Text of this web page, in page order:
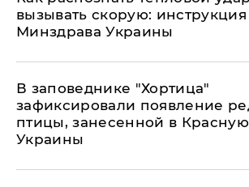
вызывать скорую: инструкция
Минздрава Украины
В заповеднике "Хортица"
зафиксировали появление
птицы, занесенной в
Украины